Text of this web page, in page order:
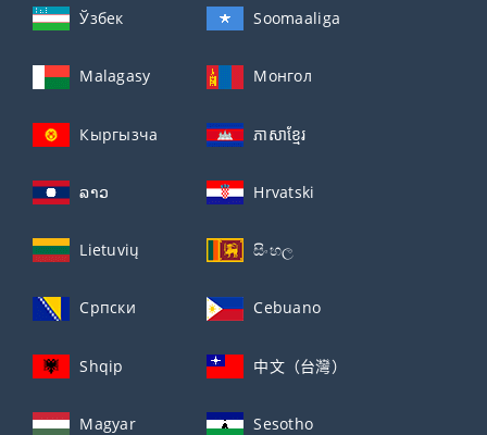
Ўзбек Soomaaliga
Malagasy Монгол
Кыргызча ភាសាខ្មែរ
ລາວ Hrvatski
Lietuvių සිංහල
Српски Cebuano
Shqip 中文（台灣）
Magyar Sesotho